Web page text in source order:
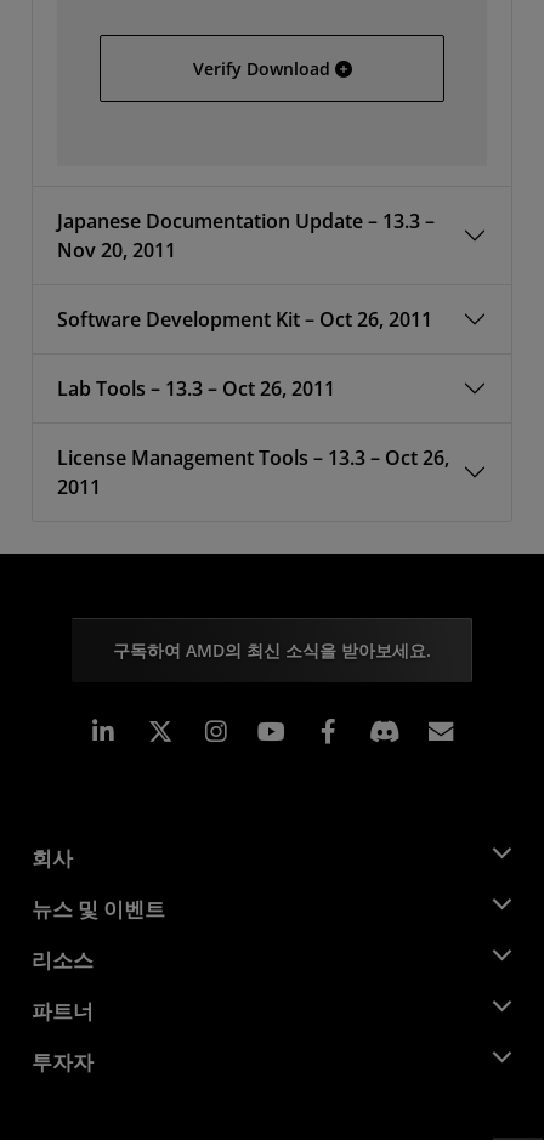
Verify Download Full Installer for Linux
Japanese Documentation Update – 13.3 –
Nov 20, 2011
Software Development Kit – Oct 26, 2011
Lab Tools – 13.3 – Oct 26, 2011
License Management Tools – 13.3 – Oct 26,
2011
구독하여 AMD의 최신 소식을 받아보세요.
Linkedin Instagram Facebook
회사
AMD 소개
기업의 사회적 책임
채용
문의하기
뉴스 및 이벤트
뉴스룸
미디어 라이브러리
리소스
개발자 센트럴
사례 연구
파트너
AMD 파트너 허브
투자자